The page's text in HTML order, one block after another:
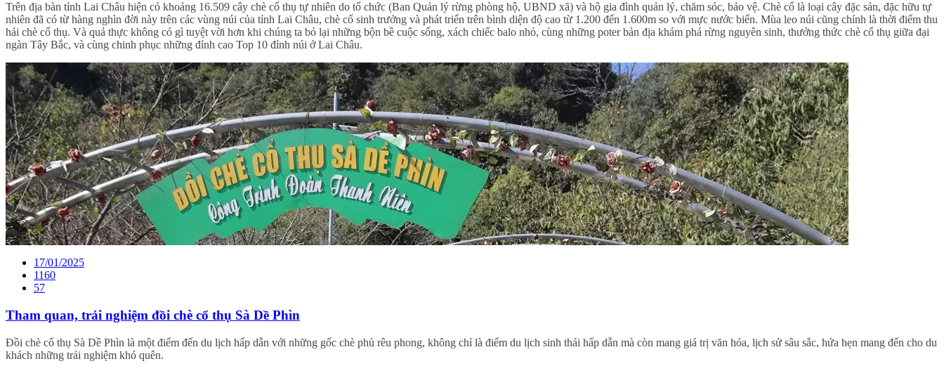
Trên địa bàn tỉnh Lai Châu hiện có khoảng 16.509 cây chè cổ thụ tự nhiên do tổ chức (Ban Quản lý rừng phòng hộ, UBND xã) và hộ gia đình quản lý, chăm sóc, bảo vệ. Chè cổ là loại cây đặc sản, đặc hữu tự
nhiên đã có từ hàng nghìn đời này trên các vùng núi của tỉnh Lai Châu, chè cổ sinh trưởng và phát triển trên bình diện độ cao từ 1.200 đến 1.600m so với mực nước biển. Mùa leo núi cũng chính là thời điểm thu
hái chè cổ thụ. Và quả thực không có gì tuyệt vời hơn khi chúng ta bỏ lại những bộn bề cuộc sống, xách chiếc balo nhỏ, cùng những poter bản địa khám phá rừng nguyên sinh, thưởng thức chè cổ thụ giữa đại
ngàn Tây Bắc, và cùng chinh phục những đỉnh cao Top 10 đỉnh núi ở Lai Châu.
17/01/2025
1160
57
Tham quan, trải nghiệm đồi chè cổ thụ Sà Dề Phìn
Đồi chè cổ thụ Sà Dề Phìn là một điểm đến du lịch hấp dẫn với những gốc chè phủ rêu phong, không chỉ là điểm du lịch sinh thái hấp dẫn mà còn mang giá trị văn hóa, lịch sử sâu sắc, hứa hẹn mang đến cho du
khách những trải nghiệm khó quên.